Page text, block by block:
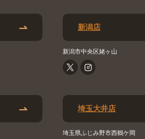
新潟店
新潟市中央区姥ヶ山
埼玉大井店
埼玉県ふじみ野市西鶴ケ岡